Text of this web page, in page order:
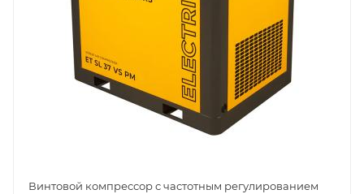
Винтовой компрессор с частотным регулированием